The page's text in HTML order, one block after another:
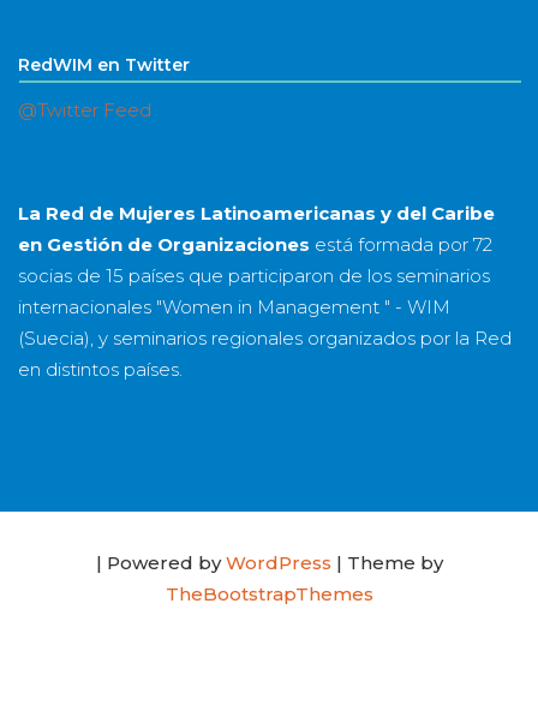
RedWIM en Twitter
@Twitter Feed
La Red de Mujeres Latinoamericanas y del Caribe
en Gestión de Organizaciones está formada por 72
socias de 15 países que participaron de los seminarios
internacionales "Women in Management " - WIM
(Suecia), y seminarios regionales organizados por la Red
en distintos países.
| Powered byWordPress | Theme by
TheBootstrapThemes